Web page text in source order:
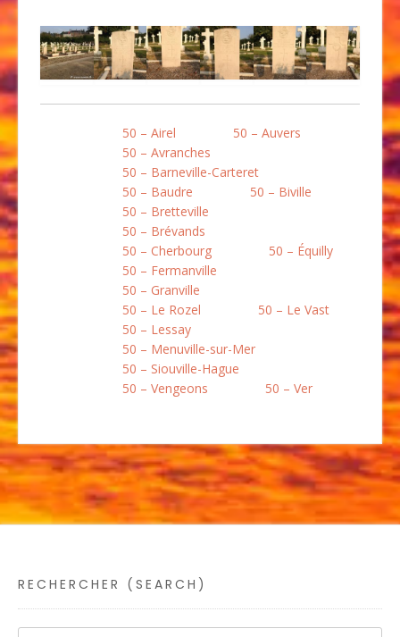
50 – Airel
50 – Auvers
50 – Avranches
50 – Barneville-Carteret
50 – Baudre
50 – Biville
50 – Bretteville
50 – Brévands
50 – Cherbourg
50 – Équilly
50 – Fermanville
50 – Granville
50 – Le Rozel
50 – Le Vast
50 – Lessay
50 – Menuville-sur-Mer
50 – Siouville-Hague
50 – Vengeons
50 – Ver
RECHERCHER (SEARCH)